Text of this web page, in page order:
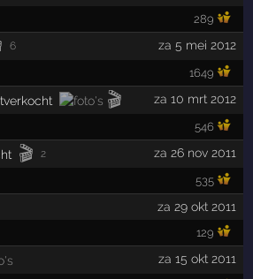
289
6 za 5 mei 2012
1649
🎬 za 10 mrt 2012
546
🎬 2 za 26 nov 2011
535
za 29 okt 2011
129
za 15 okt 2011